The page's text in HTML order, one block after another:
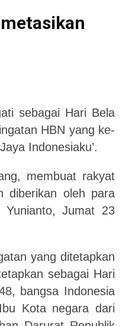
sebagai Hari Bela
HBN yang ke-
Indonesiaku’.
membuat rakyat
diberikan oleh para
Yunianto,Jumat 23
yang ditetapkan
sebagai Hari
bangsa Indonesia
Kota negara dari